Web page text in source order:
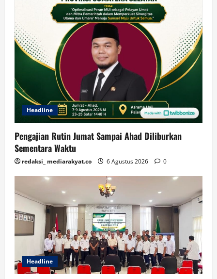
Headline
Pengajian Rutin Jumat Sampai Ahad Diliburkan
Sementara Waktu
redaksi_ mediarakyat.co 6 Agustus 2026 0
Headline